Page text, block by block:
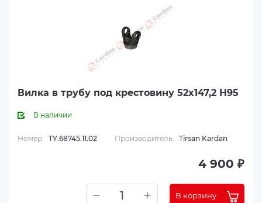
Вилка в трубу под крестовину 52x147,2 H95
В наличии
Номер: TY.68745.11.02 Производитель: Tirsan Kardan
4 900 ₽
В корзину